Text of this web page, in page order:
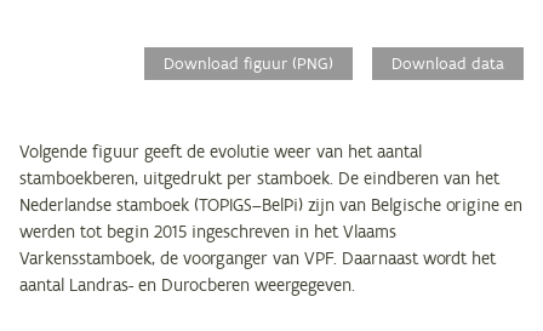
Download figuur (PNG) Download data
Volgende figuur geeft de evolutie weer van het aantal
stamboekberen, uitgedrukt per stamboek. De eindberen van het
Nederlandse stamboek (TOPIGS–BelPi) zijn van Belgische origine en
werden tot begin 2015 ingeschreven in het Vlaams
Varkensstamboek, de voorganger van VPF. Daarnaast wordt het
aantal Landras- en Durocberen weergegeven.